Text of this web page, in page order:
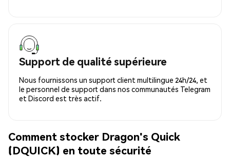
Support de qualité supérieure
Nous fournissons un support client multilingue 24h/24, et
le personnel de support dans nos communautés Telegram
et Discord est très actif.
Comment stocker Dragon's Quick
(DQUICK) en toute sécurité